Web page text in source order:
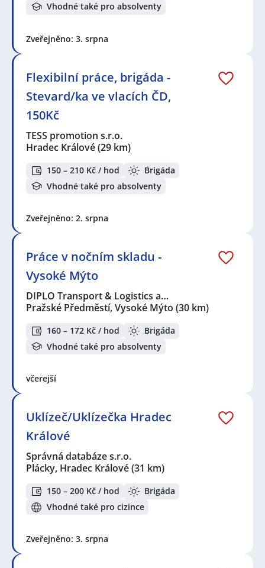
Vhodné také pro absolventy
Zveřejněno: 3. srpna
Flexibilní práce, brigáda -
Stevard/ka ve vlacích ČD,
150Kč
TESS promotion s.r.o.
Hradec Králové(29 km)
150 – 210 Kč / hod
Brigáda
Vhodné také pro absolventy
Zveřejněno: 2. srpna
Práce v nočním skladu -
Vysoké Mýto
DIPLO Transport & Logistics a…
Pražské Předměstí, Vysoké Mýto (30 km)
160 – 172 Kč / hod
Brigáda
Vhodné také pro absolventy
včerejší
Uklízeč/Uklízečka Hradec
Králové
Správná databáze s.r.o.
Plácky, Hradec Králové(31 km)
150 – 200 Kč / hod
Brigáda
Vhodné také pro cizince
Zveřejněno: 3. srpna